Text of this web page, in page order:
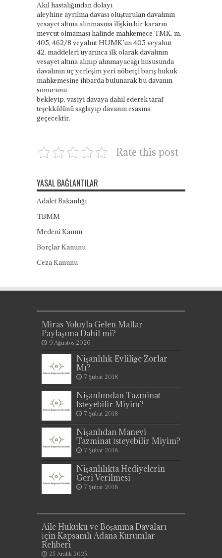
Akıl hastalığından dolayı
aleyhine ayrılmadavasıoluşturulandavalının
vesayet altına alınmasına ilişkin bir kararın
mevcut olmaması halinde mahkemece TMK. m.
405, 462/8 veyahutHUMK’un 405 veyahut
42. maddeleri uyarıncailk olarakdavalının
vesayet altına alınıp alınmayacağı hususunda
davalınınuçyerleşim yeri nöbetçibarışhukuk
mahkemesine ihbarda bulunarak bu davanın
sonucunu
bekleyip, vasiyi davaya dahil ederek taraf
teşekkülünü sağlayıp davanın esasına
geçecektir.
Rate this post
YASAL BAĞLANTILAR
Adalet Bakanlığı
TBMM
Medeni Kanun
Borçlar Kanunu
Ceza Kanunu
Miras Yoluyla Gelen Mallar
Paylaşıma Dahil mi?
9 Ağustos 2026
Nişanlılık Evliliğe Zorlar
Mı?
7 Şubat 2018
Nişanlımdan Tazminat
İsteyebilir Miyim?
7 Şubat 2018
Nişanlıdan Manevi
Tazminat İsteyebilir Miyim?
7 Şubat 2018
Nişanlılıkta Hediyelerin
Geri Verilmesi
7 Şubat 2018
Aile Hukuku ve Boşanma Davaları
İçin Kapsamlı Adana Kurumlar
Rehberi
25 Aralık 2025